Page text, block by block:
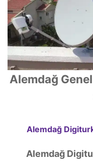
Alemdağ
Alemdağ
Alemdağ